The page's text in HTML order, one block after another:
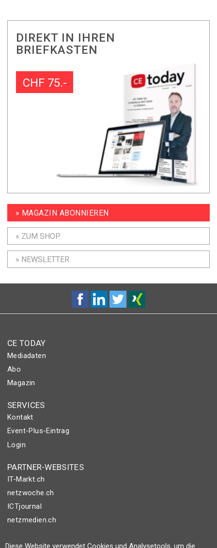
DIREKT IN IHREN
BRIEFKASTEN
CHF 75.-
» MAGAZIN ABONNIEREN
» ZUM SHOP
» NEWSLETTER
CE TODAY
Mediadaten
Abo
Magazin
SERVICES
Kontakt
Event-Plus-Eintrag
Login
PARTNER-WEBSITES
IT-Markt.ch
netzwoche.ch
ICTjournal
netzmedien.ch
© NETZMEDIEN AG 2026
Diese Website verwendet Cookies und Analysetools, um die